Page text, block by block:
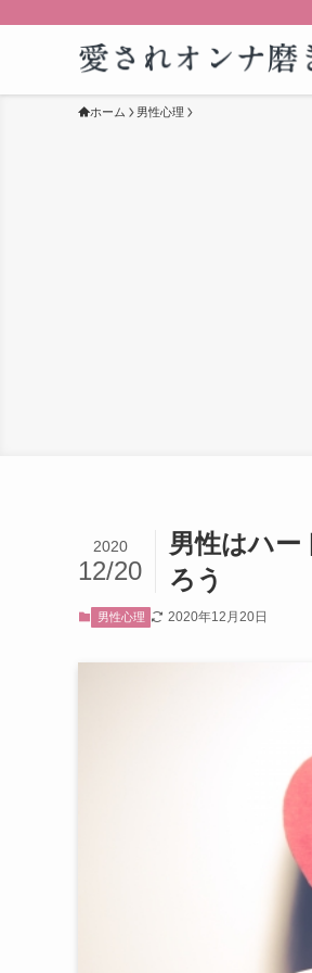
ホーム 男性心理
男性はハー
ろう
2020
12/20
男性心理 2020年12月20日